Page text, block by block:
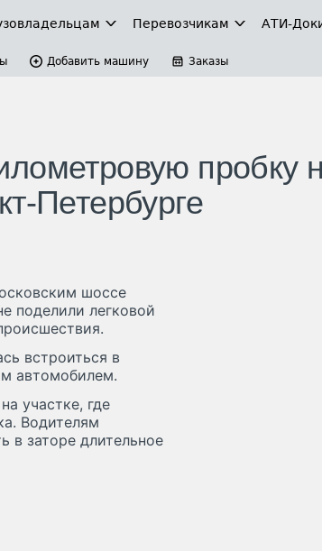
Перевозчикам АТИ-
Добавить машину Заказы
пробку
Петербурге
шоссе
поделили легковой
встроиться в
автомобилем.
участке, где
Водителям
в заторе длительное